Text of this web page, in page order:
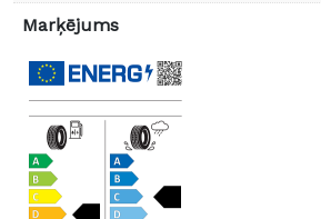
Marķējums